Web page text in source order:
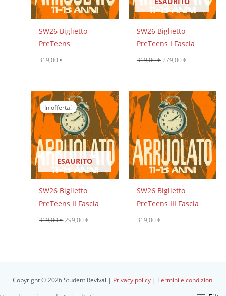
SW26 Biglietto
PreTeens
319,00€
SW26 Biglietto
PreTeens I Fascia
319,00€279,00€
ESAURITO
In offerta!
SW26 Biglietto
PreTeens II Fascia
319,00€
Il
prezzo
originale
era:
319,00 €.
299,00€
prezzo
attuale
è:
299,00 €.
SW26 Biglietto
PreTeens III Fascia
319,00€
Copyright © 2026 Student Revival | Privacy policy | Termini e condizioni